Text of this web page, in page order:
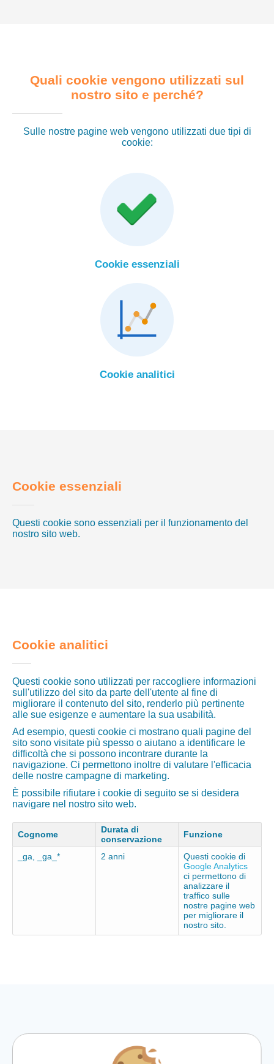
Quali cookie vengono utilizzati sul
nostro sito e perché?
Sulle nostre pagine web vengono utilizzati due tipi di
cookie:
Cookie essenziali
Cookie analitici
Cookie essenziali
Questi cookie sono essenziali per il funzionamento del
nostro sito web.
Cookie analitici
Questi cookie sono utilizzati per raccogliere informazioni
sull'utilizzo del sito da parte dell'utente al fine di
migliorare il contenuto del sito, renderlo più pertinente
alle sue esigenze e aumentare la sua usabilità.
Ad esempio, questi cookie ci mostrano quali pagine del
sito sono visitate più spesso o aiutano a identificare le
difficoltà che si possono incontrare durante la
navigazione. Ci permettono inoltre di valutare l'efficacia
delle nostre campagne di marketing.
È possibile rifiutare i cookie di seguito se si desidera
navigare nel nostro sito web.
Cognome
Durata di
conservazione
Funzione
_ga, _ga_* 2 anni
Questi cookie di
Google Analytics
ci permettono di
analizzare il
traffico sulle
nostre pagine web
per migliorare il
nostro sito.